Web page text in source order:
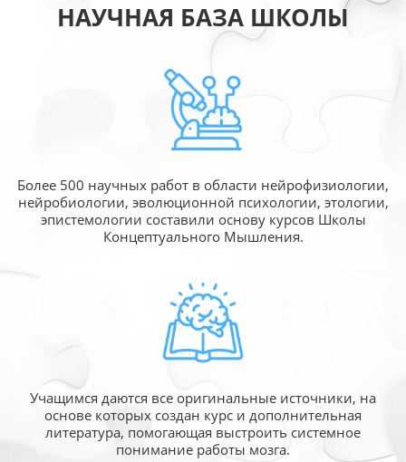
НАУЧНАЯ БАЗА ШКОЛЫ
Более 500 научных работ в области нейрофизиологии,
нейробиологии, эволюционной психологии, этологии,
эпистемологии составили основу курсов Школы
Концептуального Мышления.
Учащимся даются все оригинальные источники, на
основе которых создан курс и дополнительная
литература, помогающая выстроить системное
понимание работы мозга.